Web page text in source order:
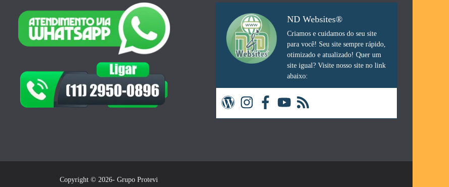
ND Websites®
Criamos e cuidamos do seu site
para você! Seu site sempre rápido,
otimizado e atualizado! Quer um
site igual? Visite nosso site no link
abaixo:
Copyright © 2026- Grupo Protevi